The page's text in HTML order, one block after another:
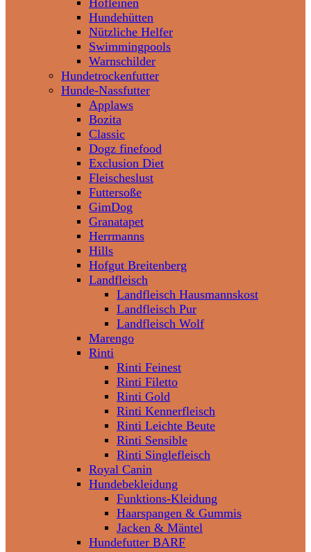
Hofleinen
Hundehütten
Nützliche Helfer
Swimmingpools
Warnschilder
Hundetrockenfutter
Hunde-Nassfutter
Applaws
Bozita
Classic
Dogz finefood
Exclusion Diet
Fleischeslust
Futtersoße
GimDog
Granatapet
Herrmanns
Hills
Hofgut Breitenberg
Landfleisch
Landfleisch Hausmannskost
Landfleisch Pur
Landfleisch Wolf
Marengo
Rinti
Rinti Feinest
Rinti Filetto
Rinti Gold
Rinti Kennerfleisch
Rinti Leichte Beute
Rinti Sensible
Rinti Singlefleisch
Royal Canin
Hundebekleidung
Funktions-Kleidung
Haarspangen & Gummis
Jacken & Mäntel
Hundefutter BARF